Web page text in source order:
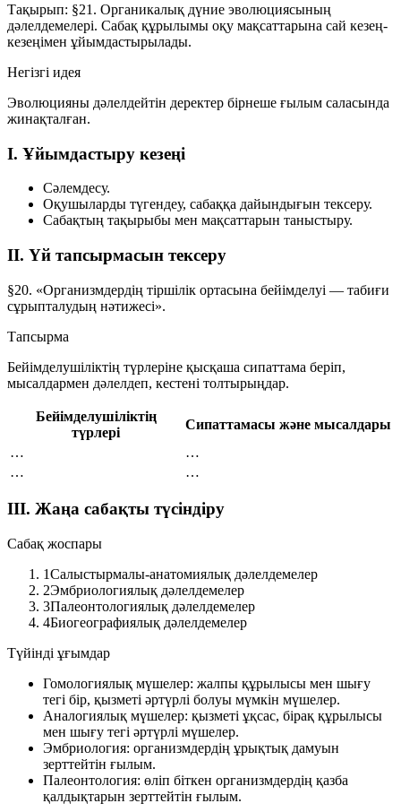
Тақырып: §21. Органикалық дүние эволюциясының
дәлелдемелері. Сабақ құрылымы оқу мақсаттарына сай кезең-
кезеңімен ұйымдастырылады.
Негізгі идея
Эволюцияны дәлелдейтін деректер бірнеше ғылым саласында
жинақталған.
I. Ұйымдастыру кезеңі
Сәлемдесу.
Оқушыларды түгендеу, сабаққа дайындығын тексеру.
Сабақтың тақырыбы мен мақсаттарын таныстыру.
II. Үй тапсырмасын тексеру
§20. «Организмдердің тіршілік ортасына бейімделуі — табиғи
сұрыпталудың нәтижесі».
Тапсырма
Бейімделушіліктің түрлеріне қысқаша сипаттама беріп,
мысалдармен дәлелдеп, кестені толтырыңдар.
Бейімделушіліктің
түрлері
Сипаттамасы және мысалдары
…
…
…
…
III. Жаңа сабақты түсіндіру
Сабақ жоспары
1Салыстырмалы-анатомиялық дәлелдемелер
2Эмбриологиялық дәлелдемелер
3Палеонтологиялық дәлелдемелер
4Биогеографиялық дәлелдемелер
Түйінді ұғымдар
Гомологиялық мүшелер: жалпы құрылысы мен шығу
тегі бір, қызметі әртүрлі болуы мүмкін мүшелер.
Аналогиялық мүшелер: қызметі ұқсас, бірақ құрылысы
мен шығу тегі әртүрлі мүшелер.
Эмбриология: организмдердің ұрықтық дамуын
зерттейтін ғылым.
Палеонтология: өліп біткен организмдердің қазба
қалдықтарын зерттейтін ғылым.